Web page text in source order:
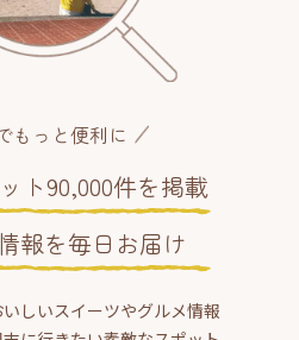
もっと便利に
ト90,000件を掲載
報を毎日お届け
しいスイーツやグルメ情報